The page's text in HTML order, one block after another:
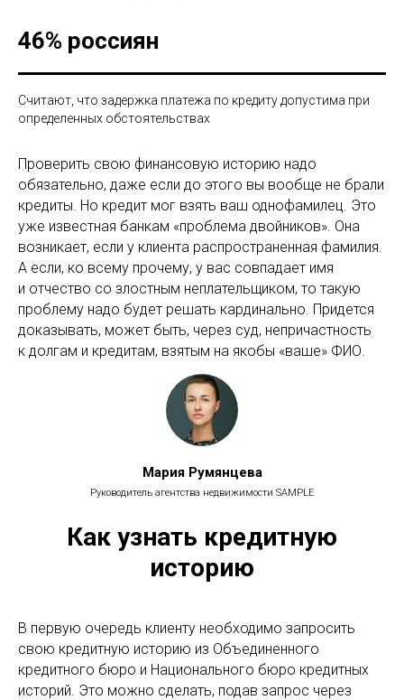
46% россиян
Считают, что задержка платежа по кредиту допустима при
определенных обстоятельствах
Проверить свою финансовую историю надо
обязательно, даже если до этого вы вообще не брали
кредиты. Но кредит мог взять ваш однофамилец. Это
уже известная банкам «проблема двойников». Она
возникает, если у клиента распространенная фамилия.
А если, ко всему прочему, у вас совпадает имя
и отчество со злостным неплательщиком, то такую
проблему надо будет решать кардинально. Придется
доказывать, может быть, через суд, непричастность
к долгам и кредитам, взятым на якобы «ваше» ФИО.
Мария Румянцева
Руководитель агентства недвижимости SAMPLE
Как узнать кредитную
историю
В первую очередь клиенту необходимо запросить
свою кредитную историю из Объединенного
кредитного бюро и Национального бюро кредитных
историй. Это можно сделать, подав запрос через